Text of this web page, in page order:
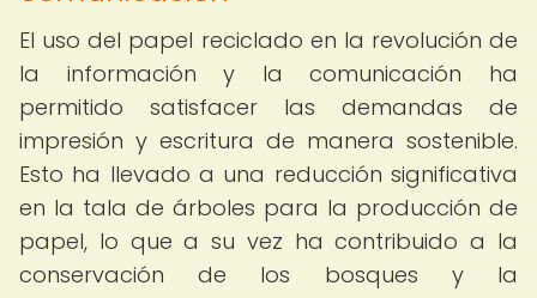
El uso del papel reciclado en la revolución de
la información y la comunicación ha
permitido satisfacer las demandas de
impresión y escritura de manera sostenible.
Esto ha llevado a una reducción significativa
en la tala de árboles para la producción de
papel, lo que a su vez ha contribuido a la
conservación de los bosques y la